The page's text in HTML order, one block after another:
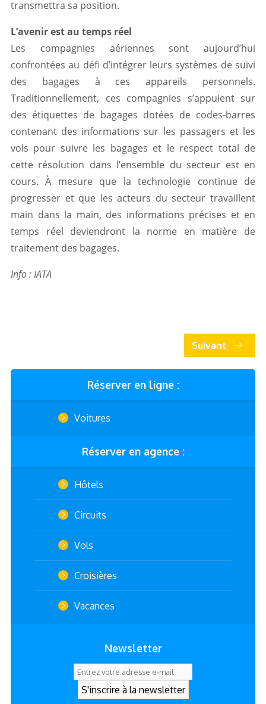
Réserver en ligne :
Voitures
Réserver en agence :
Hôtels
Circuits
Vols
Croisières
Vacances
Newsletter
transmettra sa position.
L’avenir est au temps réel
Les compagnies aériennes sont aujourd’hui
confrontées au défi d’intégrer leurs systèmes de suivi
des bagages à ces appareils personnels.
Traditionnellement, ces compagnies s’appuient sur
des étiquettes de bagages dotées de codes-barres
contenant des informations sur les passagers et les
vols pour suivre les bagages et le respect total de
cette résolution dans l’ensemble du secteur est en
cours. À mesure que la technologie continue de
progresser et que les acteurs du secteur travaillent
main dans la main, des informations précises et en
temps réel deviendront la norme en matière de
traitement des bagages.
Info : IATA
Suivant